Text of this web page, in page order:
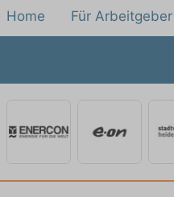
Home Für Arbeitgeber